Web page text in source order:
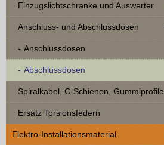
Einzugslichtschranke und Auswerter
Anschluss- und Abschlussdosen
Anschlussdosen
Abschlussdosen
Spiralkabel, C-Schienen, Gummiprofile
Ersatz Torsionsfedern
Elektro-Installationsmaterial